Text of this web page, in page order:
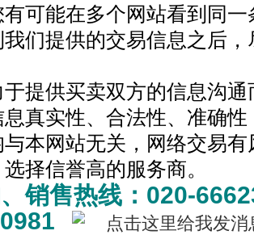
可能在多个网站看到同
们提供的交易信息之后
提供买卖双方的信息沟
真实性、合法性、准确
本网站无关，网络交易
择信誉高的服务商。
销售热线：020-